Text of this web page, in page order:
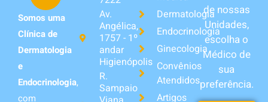
Somos uma
Clínica de
Dermatologia
e
Endocrinologia,
com
Av.
Angélica,
1757 - 1º
andar
Higienópolis
R.
Sampaio
Dermatologia
Endocrinologia
Ginecologia
Convênios
Atendidos
Artigos
de nossas
Unidades,
escolha o
Médico de
sua
preferência.